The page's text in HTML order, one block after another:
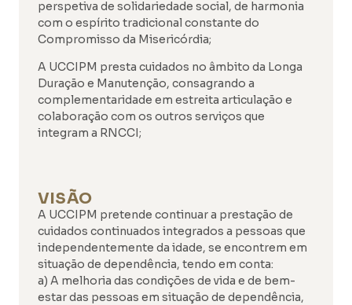
perspetiva de solidariedade social, de harmonia
com o espírito tradicional constante do
Compromisso da Misericórdia;
A UCCIPM presta cuidados no âmbito da Longa
Duração e Manutenção, consagrando a
complementaridade em estreita articulação e
colaboração com os outros serviços que
integram a RNCCI;
VISÃO
A UCCIPM pretende continuar a prestação de
cuidados continuados integrados a pessoas que
independentemente da idade, se encontrem em
situação de dependência, tendo em conta:
a) A melhoria das condições de vida e de bem-
estar das pessoas em situação de dependência,